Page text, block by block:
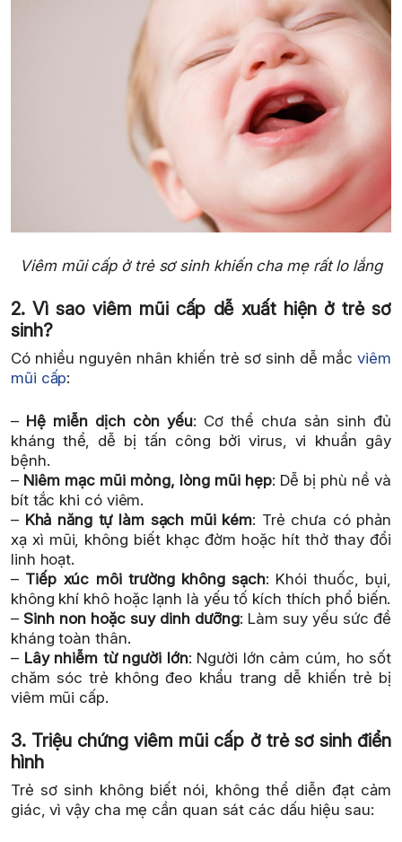
Viêm mũi cấp ở trẻ sơ sinh khiến cha mẹ rất lo lắng
2. Vì sao viêm mũi cấp dễ xuất hiện ở trẻ sơ
sinh?
Có nhiều nguyên nhân khiến trẻ sơ sinh dễ mắcviêm
mũi cấp:
– Hệ miễn dịch còn yếu: Cơ thể chưa sản sinh đủ
kháng thể, dễ bị tấn công bởi virus, vi khuẩn gây
bệnh.
– Niêm mạc mũi mỏng, lòng mũi hẹp: Dễ bị phù nề và
bít tắc khi có viêm.
– Khả năng tự làm sạch mũi kém: Trẻ chưa có phản
xạ xì mũi, không biết khạc đờm hoặc hít thở thay đổi
linh hoạt.
– Tiếp xúc môi trường không sạch: Khói thuốc, bụi,
không khí khô hoặc lạnh là yếu tố kích thích phổ biến.
– Sinh non hoặc suy dinh dưỡng: Làm suy yếu sức đề
kháng toàn thân.
– Lây nhiễm từ người lớn: Người lớn cảm cúm, ho sốt
chăm sóc trẻ không đeo khẩu trang dễ khiến trẻ bị
viêm mũi cấp.
3. Triệu chứng viêm mũi cấp ở trẻ sơ sinh điển
hình
Trẻ sơ sinh không biết nói, không thể diễn đạt cảm
giác, vì vậy cha mẹ cần quan sát các dấu hiệu sau: